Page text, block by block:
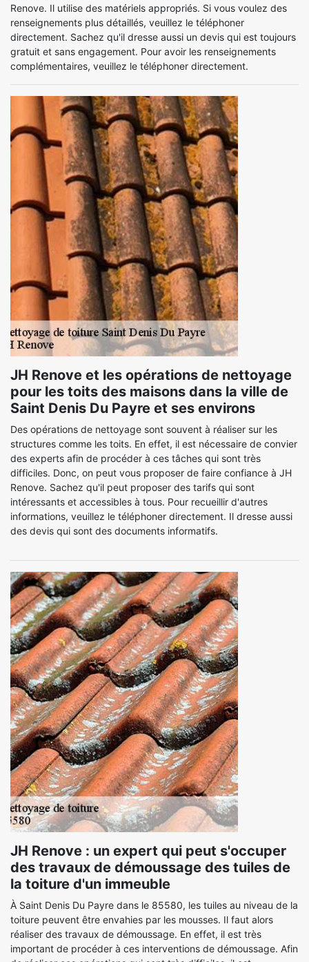
Renove. Il utilise des matériels appropriés. Si vous voulez des
renseignements plus détaillés, veuillez le téléphoner
directement. Sachez qu'il dresse aussi un devis qui est toujours
gratuit et sans engagement. Pour avoir les renseignements
complémentaires, veuillez le téléphoner directement.
JH Renove et les opérations de nettoyage
pour les toits des maisons dans la ville de
Saint Denis Du Payre et ses environs
Des opérations de nettoyage sont souvent à réaliser sur les
structures comme les toits. En effet, il est nécessaire de convier
des experts afin de procéder à ces tâches qui sont très
difficiles. Donc, on peut vous proposer de faire confiance à JH
Renove. Sachez qu'il peut proposer des tarifs qui sont
intéressants et accessibles à tous. Pour recueillir d'autres
informations, veuillez le téléphoner directement. Il dresse aussi
des devis qui sont des documents informatifs.
JH Renove : un expert qui peut s'occuper
des travaux de démoussage des tuiles de
la toiture d'un immeuble
À Saint Denis Du Payre dans le 85580, les tuiles au niveau de la
toiture peuvent être envahies par les mousses. Il faut alors
réaliser des travaux de démoussage. En effet, il est très
important de procéder à ces interventions de démoussage. Afin